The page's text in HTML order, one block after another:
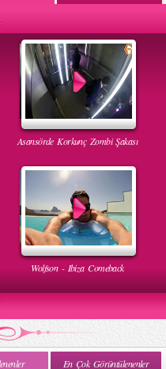
Asansörde Korkunç Zombi Şakası
Wolfson - Ibiza Comeback
En Çok Görüntülenenler